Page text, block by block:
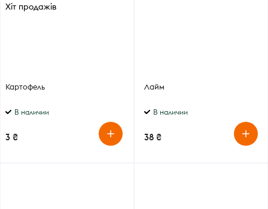
Хіт продажів
Картофель
В наличии
3 ₴
Лайм
В наличии
38 ₴